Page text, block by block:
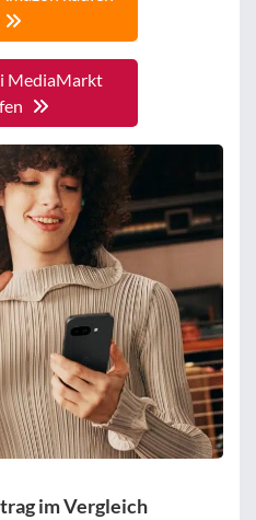
MediaMarkt
im Vergleich